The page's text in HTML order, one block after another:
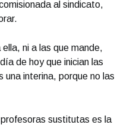
al sindicato,
ni a las que mande,
de hoy que inician las
interina, porque no las
sustitutas es la